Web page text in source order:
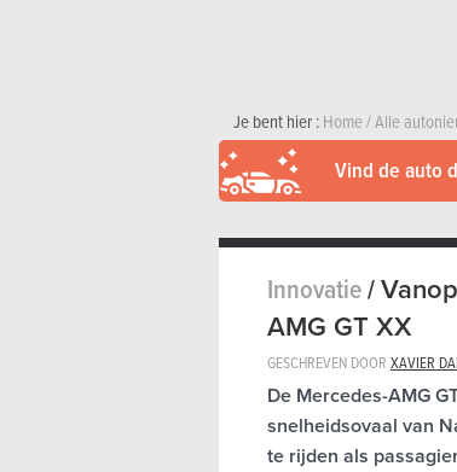
Je bent hier :Home/Alle
Vind de auto
Innovatie/
AMG GT XX
GESCHREVEN DOOR XAVIER
De Mercedes-AMG
snelheidsovaal van
te rijden als